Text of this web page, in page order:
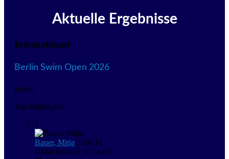
Aktuelle Ergebnisse
International
Berlin Swim Open 2026
Berlin
Top-Highlights
1
Bauer, Mitja 2008 M
100m Rücken 50 54,61